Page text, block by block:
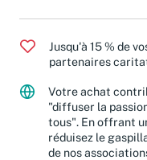
Jusqu'à 15 % de
partenaires
Votre achat
"diffuser la
tous". En offrant
réduisez le
de nos